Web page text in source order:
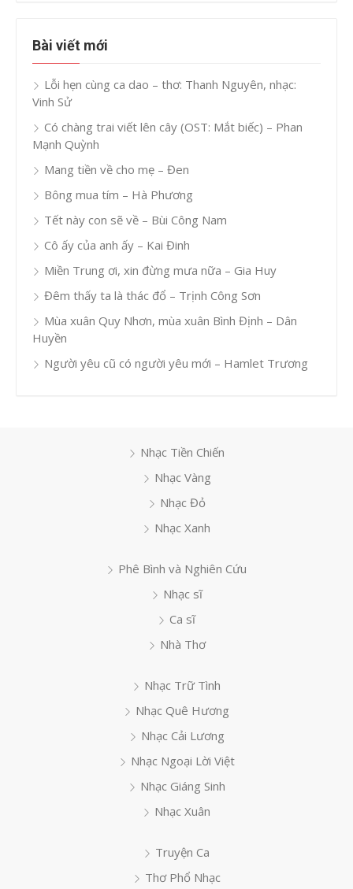
Bài viết mới
Lỗi hẹn cùng ca dao – thơ: Thanh Nguyên, nhạc:
Vinh Sử
Có chàng trai viết lên cây (OST: Mắt biếc) – Phan
Mạnh Quỳnh
Mang tiền về cho mẹ – Đen
Bông mua tím – Hà Phương
Tết này con sẽ về – Bùi Công Nam
Cô ấy của anh ấy – Kai Đinh
Miền Trung ơi, xin đừng mưa nữa – Gia Huy
Đêm thấy ta là thác đổ – Trịnh Công Sơn
Mùa xuân Quy Nhơn, mùa xuân Bình Định – Dân
Huyền
Người yêu cũ có người yêu mới – Hamlet Trương
Nhạc Tiền Chiến
Nhạc Vàng
Nhạc Đỏ
Nhạc Xanh
Phê Bình và Nghiên Cứu
Nhạc sĩ
Ca sĩ
Nhà Thơ
Nhạc Trữ Tình
Nhạc Quê Hương
Nhạc Cải Lương
Nhạc Ngoại Lời Việt
Nhạc Giáng Sinh
Nhạc Xuân
Truyện Ca
Thơ Phổ Nhạc